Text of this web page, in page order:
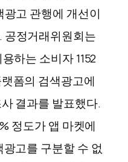
고 관행에 개선이
공정거래위원회는
하는 소비자 1152
폼의 검색광고에
결과를 발표했다.
정도가 앱 마켓에
고를 구분할 수 없